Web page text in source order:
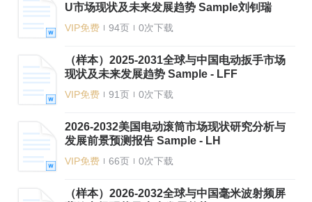
U市场现状及未来发展趋势 Sample刘钊瑞
VIP免费 94页 0次下载
（样本）2025-2031全球与中国电动扳手市场
现状及未来发展趋势 Sample - LFF
VIP免费 91页 0次下载
2026-2032美国电动滚筒市场现状研究分析与
发展前景预测报告 Sample - LH
VIP免费 66页 0次下载
（样本）2026-2032全球与中国毫米波射频屏